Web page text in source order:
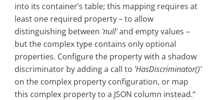
into its container’s table; this mapping requires at
least one required property – to allow
distinguishing between 'null'and empty values –
but the complex type contains only optional
properties. Configure the property with a shadow
discriminator by adding a call to 'HasDiscriminator()'
on the complex property configuration, or map
this complex property to a JSON column instead.“